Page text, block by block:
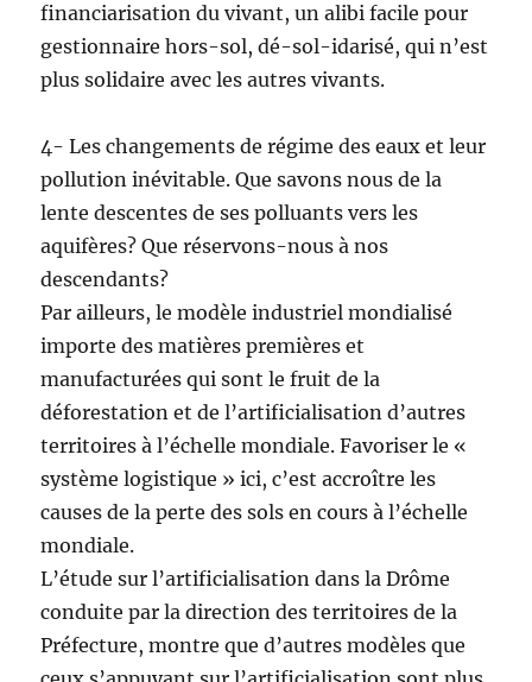
financiarisation du vivant, un alibi facile pour
gestionnaire hors-sol, dé-sol-idarisé, qui n’est
plus solidaire avec les autres vivants.
4- Les changements de régime des eaux et leur
pollution inévitable. Que savons nous de la
lente descentes de ses polluants vers les
aquifères? Que réservons-nous à nos
descendants?
Par ailleurs, le modèle industriel mondialisé
importe des matières premières et
manufacturées qui sont le fruit de la
déforestation et de l’artificialisation d’autres
territoires à l’échelle mondiale. Favoriser le «
système logistique » ici, c’est accroître les
causes de la perte des sols en cours à l’échelle
mondiale.
L’étude sur l’artificialisation dans la Drôme
conduite par la direction des territoires de la
Préfecture, montre que d’autres modèles que